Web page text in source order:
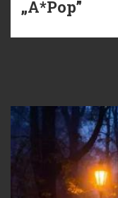
„A*Pop”